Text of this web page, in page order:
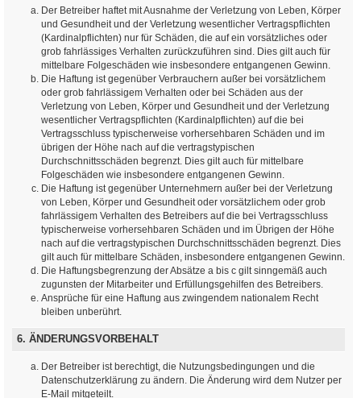
Der Betreiber haftet mit Ausnahme der Verletzung von Leben, Körper
und Gesundheit und der Verletzung wesentlicher Vertragspflichten
(Kardinalpflichten) nur für Schäden, die auf ein vorsätzliches oder
grob fahrlässiges Verhalten zurückzuführen sind. Dies gilt auch für
mittelbare Folgeschäden wie insbesondere entgangenen Gewinn.
Die Haftung ist gegenüber Verbrauchern außer bei vorsätzlichem
oder grob fahrlässigem Verhalten oder bei Schäden aus der
Verletzung von Leben, Körper und Gesundheit und der Verletzung
wesentlicher Vertragspflichten (Kardinalpflichten) auf die bei
Vertragsschluss typischerweise vorhersehbaren Schäden und im
übrigen der Höhe nach auf die vertragstypischen
Durchschnittsschäden begrenzt. Dies gilt auch für mittelbare
Folgeschäden wie insbesondere entgangenen Gewinn.
Die Haftung ist gegenüber Unternehmern außer bei der Verletzung
von Leben, Körper und Gesundheit oder vorsätzlichem oder grob
fahrlässigem Verhalten des Betreibers auf die bei Vertragsschluss
typischerweise vorhersehbaren Schäden und im Übrigen der Höhe
nach auf die vertragstypischen Durchschnittsschäden begrenzt. Dies
gilt auch für mittelbare Schäden, insbesondere entgangenen Gewinn.
Die Haftungsbegrenzung der Absätze a bis c gilt sinngemäß auch
zugunsten der Mitarbeiter und Erfüllungsgehilfen des Betreibers.
Ansprüche für eine Haftung aus zwingendem nationalem Recht
bleiben unberührt.
6. ÄNDERUNGSVORBEHALT
Der Betreiber ist berechtigt, die Nutzungsbedingungen und die
Datenschutzerklärung zu ändern. Die Änderung wird dem Nutzer per
E-Mail mitgeteilt.